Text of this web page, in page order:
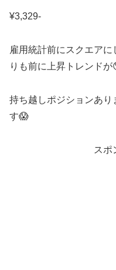
¥3,329-
雇用統計前にスクエア
りも前に上昇トレンドが
持ち越しポジションあり
す😱
スポ